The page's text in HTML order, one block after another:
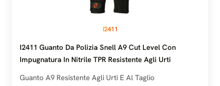
I2411
I2411 Guanto Da Polizia Snell A9 Cut Level Con
Impugnatura In Nitrile TPR Resistente Agli Urti
Guanto A9 Resistente Agli Urti E Al Taglio